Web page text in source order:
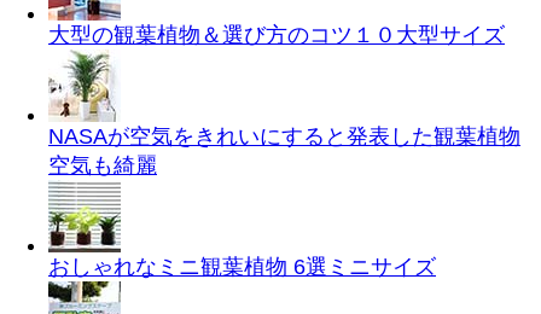
大型の観葉植物＆選び方のコツ１０ 大型サイズ
NASAが空気をきれいにすると発表した観葉植物
空気も綺麗
おしゃれなミニ観葉植物 6選 ミニサイズ